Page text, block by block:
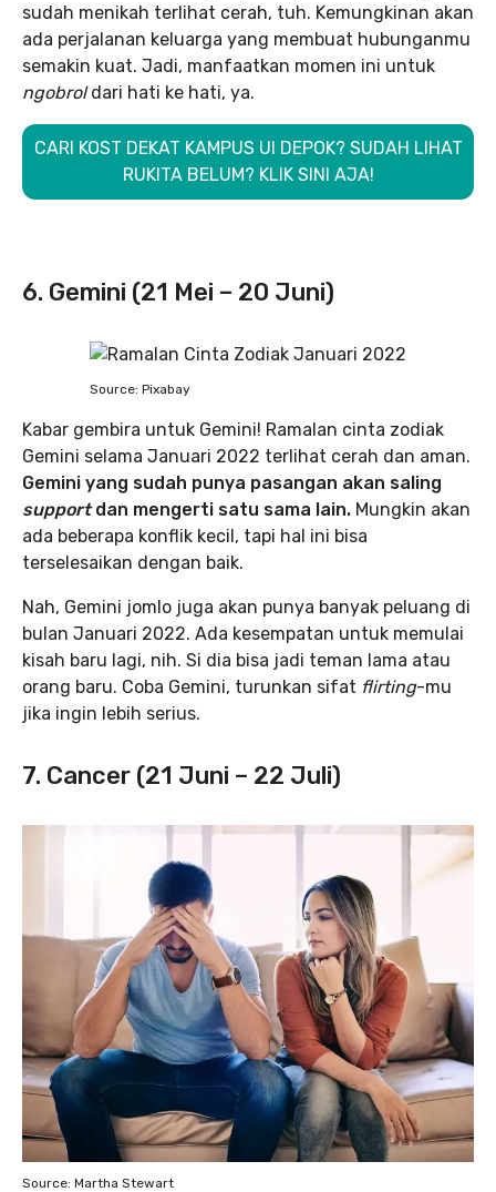
sudah menikah terlihat cerah, tuh. Kemungkinan akan
ada perjalanan keluarga yang membuat hubunganmu
semakin kuat. Jadi, manfaatkan momen ini untuk
ngobroldari hati ke hati, ya.
CARI KOST DEKAT KAMPUS UI DEPOK? SUDAH LIHAT
RUKITA BELUM? KLIK SINI AJA!
6. Gemini (21 Mei – 20 Juni)
Source: Pixabay
Kabar gembira untuk Gemini! Ramalan cinta zodiak
Gemini selama Januari 2022 terlihat cerah dan aman.
Gemini yang sudah punya pasangan akan saling
supportdan mengerti satu sama lain. Mungkin akan
ada beberapa konflik kecil, tapi hal ini bisa
terselesaikan dengan baik.
Nah, Gemini jomlo juga akan punya banyak peluang di
bulan Januari 2022. Ada kesempatan untuk memulai
kisah baru lagi, nih. Si dia bisa jadi teman lama atau
orang baru. Coba Gemini, turunkan sifat flirting-mu
jika ingin lebih serius.
7. Cancer (21 Juni – 22 Juli)
Source: Martha Stewart